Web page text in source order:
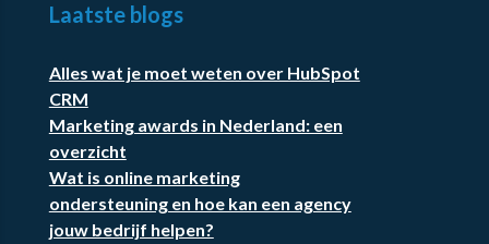
Laatste blogs
Alles wat je moet weten over HubSpot
CRM
Marketing awards in Nederland: een
overzicht
Wat is online marketing
ondersteuning en hoe kan een agency
jouw bedrijf helpen?